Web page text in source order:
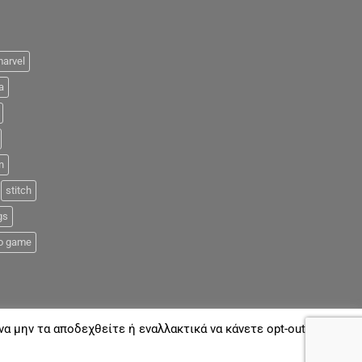
stitch
game
τα αποδεχθείτε ή εναλλακτικά να κάνετε opt-out όποτε